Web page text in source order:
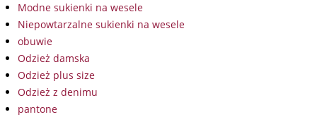
Modne sukienki na wesele
Niepowtarzalne sukienki na wesele
obuwie
Odzież damska
Odzież plus size
Odzież z denimu
pantone